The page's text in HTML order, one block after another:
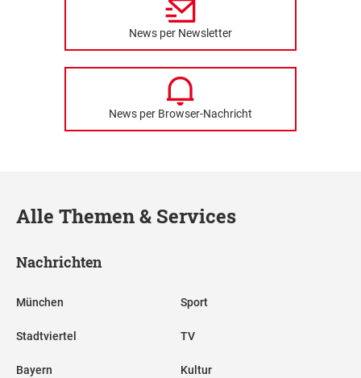
News per Newsletter
News per Browser-Nachricht
Alle Themen & Services
Nachrichten
München
Stadtviertel
Bayern
Sport
TV
Kultur